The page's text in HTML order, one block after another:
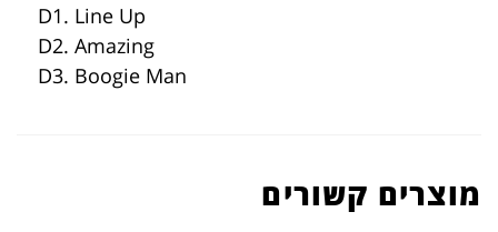
D1. Line Up
D2. Amazing
D3. Boogie Man
מוצרים קשורים